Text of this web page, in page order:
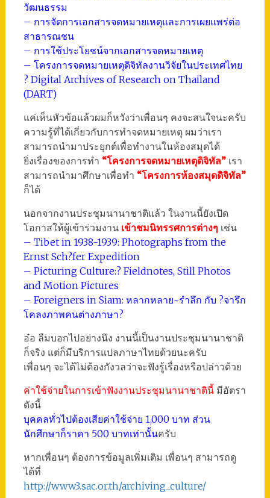
วัฒนธรรม
– การจัดการเอกสารจดหมายเหตุและการเผยแพร่ต่อ
สาธารณชน
– การใช้ประโยชน์จากเอกสารจดหมายเหตุ
– โครงการจดหมายเหตุดิจิทัลงานวิจัยในประเทศไทย
? Digital Archives of Research on Thailand
(DART)
แค่เห็นหัวข้อแล้วผมก็หวังว่าเพื่อนๆ คงจะสนใจนะครับ
ความรู้ที่ได้เกี่ยวกับการทำจดหมายเหตุ ผมว่าเรา
สามารถนำมาประยุกต์เพื่อทำงานในห้องสมุดได้
ยิ่งเรื่องของการทำ “โครงการจดหมายเหตุดิจิทัล”เรา
สามารถนำมาศึกษาเพื่อทำ “โครงการห้องสมุดดิจิทัล”
ก็ได้
นอกจากงานประชุมนานาชาติแล้ว ในงานนี้ยังเปิด
โอกาสให้ผู้เข้าร่วมงานเข้าชมนิทรรศการต่างๆ เช่น
– Tibet in 1938-1939: Photographs from the
Ernst Sch?fer Expedition
– Picturing Culture:? Fieldnotes, Still Photos
and Motion Pictures
– Foreigners in Siam: หลากหลาย~รำลึก กับ ?จารึก
โคลงภาพคนต่างภาษา?
อ๋อ ลืมบอกไปอย่างนึง งานนี้เป็นงานประชุมนานาชาติ
ก็จริง แต่ก็มีบริการแปลภาษาไทยด้วยนะครับ
เพื่อนๆ จะได้ไม่ต้องกังวลว่าจะฟังรู้เรื่องหรือปล่าวด้วย
ค่าใช้จ่ายในการเข้าฟังงานประชุมนานาชาตินี้ มีอัตรา
ดังนี้
บุคคลทั่วไปต้องเสียค่าใช้จ่าย 1,000 บาท ส่วน
นักศึกษาก็ราคา 500 บาทเท่านั้นครับ
หากเพื่อนๆ ต้องการข้อมูลเพิ่มเติม เพื่อนๆ สามารถดู
ได้ที่
http://www3.sac.or.th/archiving_culture/